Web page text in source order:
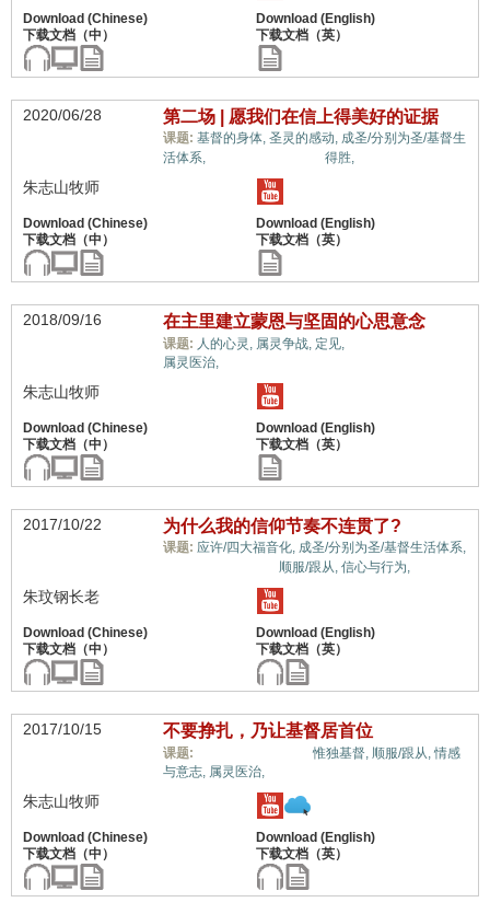
2020/06/28 第二场 | 愿我们在信上得美好的证据
课题: 基督的身体, 圣灵的感动, 成圣/分别为圣/基督生
活体系,
得胜,
朱志山牧师
2018/09/16 在主里建立蒙恩与坚固的心思意念
课题: 人的心灵, 属灵争战, 定见,
属灵医治,
朱志山牧师
2017/10/22 为什么我的信仰节奏不连贯了?
课题: 应许/四大福音化, 成圣/分别为圣/基督生活体系,
顺服/跟从, 信心与行为,
朱玟钢长老
2017/10/15 不要挣扎，乃让基督居首位
课题: 信心与信仰系统,惟独基督, 顺服/跟从,情感
与意志, 属灵医治,
朱志山牧师